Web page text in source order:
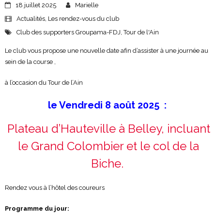
Vidéos
Adhérez au Club
18 juillet 2025
Marielle
Actualités, Les rendez-vous du club
Club des supporters Groupama-FDJ,Tour de l'Ain
Le club vous propose une nouvelle date afin d’assister à une journée au
sein de la course ,
à l’occasion du Tour de l’Ain
le Vendredi 8 août 2025 :
Plateau d’Hauteville à Belley, incluant
le Grand Colombier et le col de la
Biche.
Rendez vous à l’hôtel des coureurs
Programme du jour: